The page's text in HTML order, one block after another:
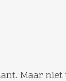
Maar